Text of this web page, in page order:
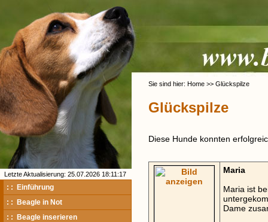
Letzte Aktualisierung: 25.07.2026 18:11:17
: : Einführung
: : Beagle in Not
: : Beagle inserieren
Sie sind hier: Home >> Glückspilze
Glückspilze
Diese Hunde konnten
Maria
Maria ist
Dame